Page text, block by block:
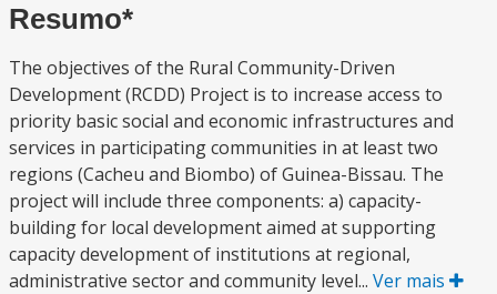
Resumo*
The objectives of the Rural Community-Driven
Development (RCDD) Project is to increase access to
priority basic social and economic infrastructures and
services in participating communities in at least two
regions (Cacheu and Biombo) of Guinea-Bissau. The
project will include three components: a) capacity-
building for local development aimed at supporting
capacity development of institutions at regional,
administrative sector and community level... Ver mais